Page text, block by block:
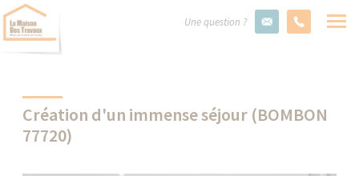
Une question ?
Création d'un immense séjour (BOMBON
77720)